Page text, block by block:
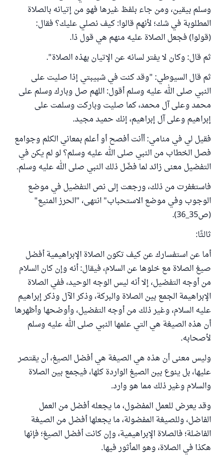
وسلم بيقين، ومن جاء بلفظ غيرها فهو من إتيانه بالصلاة
المطلوبة في شك؛ لأنهم قالوا: كيف نصلي عليك؟ فقال:
(قولوا) فجعل الصلاة عليه منهم هي قول ذا
ثم قال: وكان لا يفتر لسانه عن الإتيان بهذه الصلاة".
ثم قال السيوطي: "وقد كنت في شبيبتي إذا صليت على
النبي صلى الله عليه وسلم أقول: اللهم صل وبارك وسلم على
محمد وعلى آل محمد، كما صليت وباركت وسلمت على
إبراهيم وعلى آل إبراهيم، إنك حميد مجيد.
فقيل لي في منامي: أأنت أفصح أو أعلم بمعاني الكلم وجوامع
فصل الخطاب من النبي صلى الله عليه وسلم؟ لو لم يكن في
التفضيل معنى زائد لما فضّل ذلك النبي صلى الله عليه وسلم.
فاستغفرت من ذلك، ورجعت إلى نص التفضيل في موضع
الوجوب وفي موضع الاستحباب" انتهى، "الحرز المنيع"
(ص35_36)
.
ثالثًا:
أما عن استفسارك عن كيف تكون الصلاة الإبراهيمية أفضل
صيغ الصلاة مع خلوها عن السلام، فيقال: أنه وإن كان السلام
من أوجه التفضيل، إلا أنه ليس الوجه الوحيد، ففي الصلاة
الإبراهيمة الجمع بين الصلاة والبركة، وذكر الآل وذكر إبراهيم
عليه السلام، وغير ذلك من أوجه التفضيل، وأوضحها وأظهرها
أن هذه الصيغة هي التي علمها النبي صلى الله عليه وسلم
لأصحابه.
وليس معنى أن هذه هي الصيغة هي أفضل الصيغ، أن يقتصر
عليها، بل ينوع بين الصيغ الواردة كلها، فيجمع بين الصلاة
والسلام وغير ذلك مما هو وارد.
وقد يعرض للعمل المفضول، ما يجعله أفضل من العمل
الفاضل، وللصيغة المفضولة، ما يجعلها أفضل من الصيغة
الفاضلة؛ فالصلاة الإبراهيمية، وإن كانت أفضل الصيغ؛ فإنها
هكذا في الصلاة، وهو المأثور فيها.